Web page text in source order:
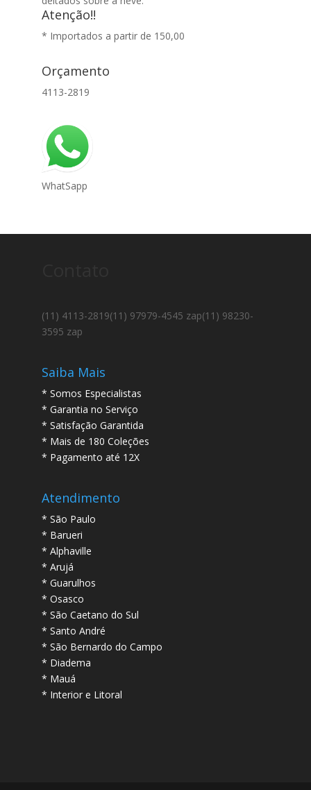
Atenção!!
* Importados a partir de 150,00
Orçamento
4113-2819
WhatSapp
(11) 4113-2819(11) 97979-4545 zap(11) 98230-
3595 zap
Saiba Mais
* Somos Especialistas
* Garantia no Serviço
* Satisfação Garantida
* Mais de 180 Coleções
* Pagamento até 12X
Atendimento
* São Paulo
* Barueri
* Alphaville
* Arujá
* Guarulhos
* Osasco
* São Caetano do Sul
* Santo André
* São Bernardo do Campo
* Diadema
* Mauá
* Interior e Litoral